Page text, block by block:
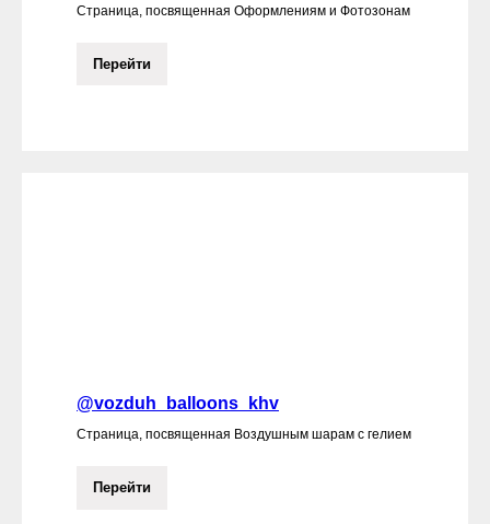
Страница, посвященная Оформлениям и Фотозонам
Перейти
@vozduh_balloons_khv
Страница, посвященная Воздушным шарам с гелием
Перейти